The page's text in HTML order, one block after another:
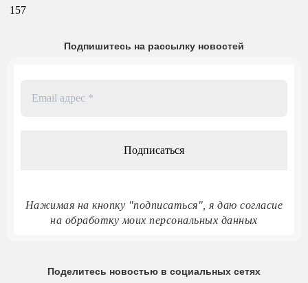
157
Подпишитесь на рассылку новостей
Нажимая на кнопку "подписаться", я даю согласие
на обработку моих персональных данных
Поделитесь новостью в социальных сетях